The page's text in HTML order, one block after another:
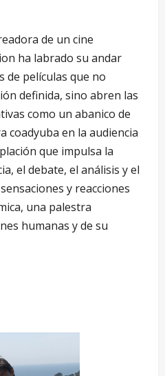
de un cine
ha labrado su andar
de películas que no
definida, sino abren las
como un abanico de
coadyuba en la audiencia
que impulsa la
el debate, el análisis y el
y reacciones
una palestra
humanas y de su